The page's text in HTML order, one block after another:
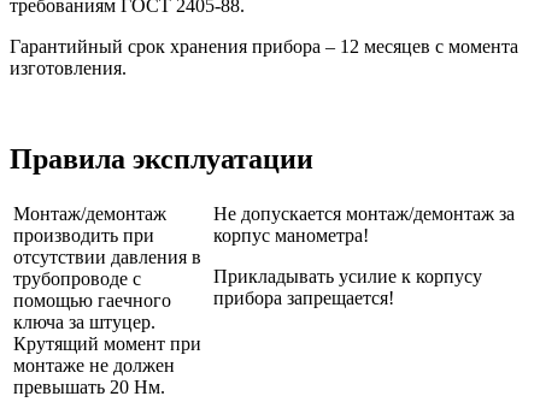
требованиям ГОСТ 2405-88.
Гарантийный срок хранения прибора – 12 месяцев с момента
изготовления.
Правила эксплуатации
Монтаж/демонтаж
производить при
отсутствии давления в
трубопроводе с
помощью гаечного
ключа за штуцер.
Крутящий момент при
монтаже не должен
превышать 20 Нм.
Не допускается монтаж/демонтаж за
корпус манометра!
Прикладывать усилие к корпусу
прибора запрещается!